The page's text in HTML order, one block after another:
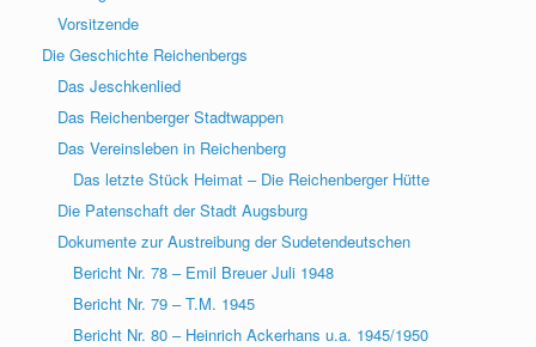
Vorsitzende
Die Geschichte Reichenbergs
Das Jeschkenlied
Das Reichenberger Stadtwappen
Das Vereinsleben in Reichenberg
Das letzte Stück Heimat – Die Reichenberger Hütte
Die Patenschaft der Stadt Augsburg
Dokumente zur Austreibung der Sudetendeutschen
Bericht Nr. 78 – Emil Breuer Juli 1948
Bericht Nr. 79 – T.M. 1945
Bericht Nr. 80 – Heinrich Ackerhans u.a. 1945/1950